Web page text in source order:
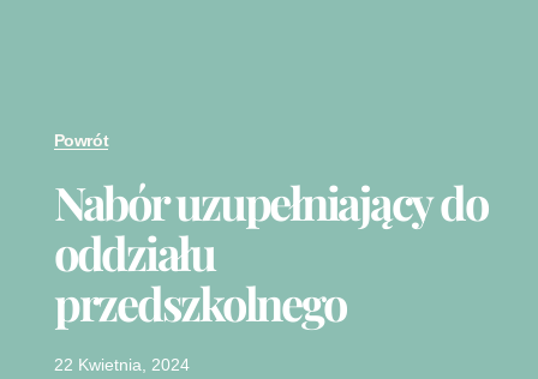
Powrót
Nabór uzupełniający do
oddziału
przedszkolnego
22 Kwietnia, 2024